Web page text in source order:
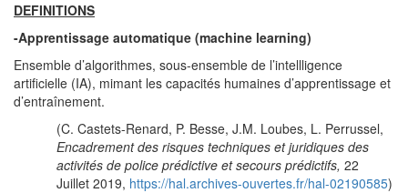
DEFINITIONS
-Apprentissage automatique (machine learning)
Ensemble d’algorithmes, sous-ensemble de l’intellligence
artificielle (IA), mimant les capacités humaines d’apprentissage et
d’entraînement.
(C. Castets-Renard, P. Besse, J.M. Loubes, L. Perrussel,
Encadrement des risques techniques et juridiques des
activités de police prédictive et secours prédictifs,22
Juillet 2019, https://hal.archives-ouvertes.fr/hal-02190585)